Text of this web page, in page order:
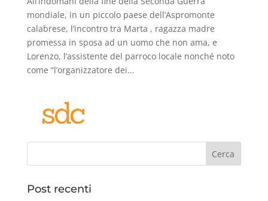
mondiale, in un piccolo paese dell’Aspromonte
calabrese, l’incontro tra Marta , ragazza madre
promessa in sposa ad un uomo che non ama, e
Lorenzo, l’assistente del parroco locale nonché noto
come “l’organizzatore dei...
Cerca
Post recenti